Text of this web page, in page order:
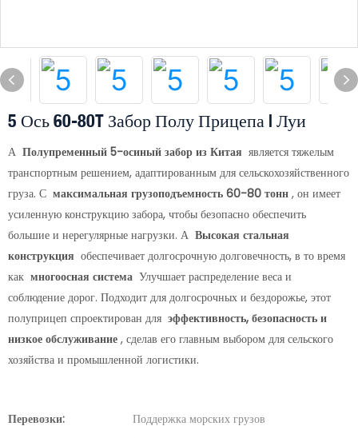
5 Ось 60-80T Забор Полу Прицепа | Луи
А Полупременный 5-осиный забор из Китая является тяжелым
транспортным решением, адаптированным для сельскохозяйственного
груза. С максимальная грузоподъемность 60-80 тонн , он имеет
усиленную конструкцию забора, чтобы безопасно обеспечить
большие и нерегулярные нагрузки. А Высокая стальная
конструкция обеспечивает долгосрочную долговечность, в то время
как многоосная система Улучшает распределение веса и
соблюдение дорог. Подходит для долгосрочных и бездорожье, этот
полуприцеп спроектирован для эффективность, безопасность и
низкое обслуживание , сделав его главным выбором для сельского
хозяйства и промышленной логистики.
Перевозки:
Поддержка морских грузов